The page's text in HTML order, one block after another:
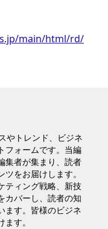
main/html/rd/
やトレンド、ビジネ
フォームです。当編
集者が集まり、読者
をお届けします。
ティング戦略、新技
カバーし、読者の知
ます。皆様のビジネ
す。